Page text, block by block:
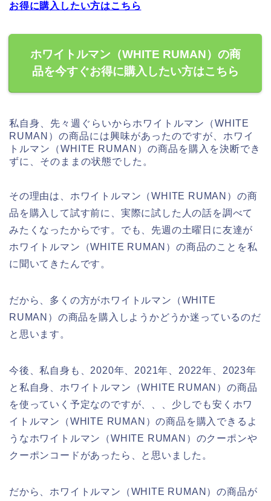
お得に購入したい方はこちら
ホワイトルマン（WHITE RUMAN）の商
品を今すぐお得に購入したい方はこちら
私自身、先々週ぐらいからホワイトルマン（WHITE
RUMAN）の商品には興味があったのですが、ホワイ
トルマン（WHITE RUMAN）の商品を購入を決断でき
ずに、そのままの状態でした。
その理由は、ホワイトルマン（WHITE RUMAN）の商
品を購入して試す前に、実際に試した人の話を調べて
みたくなったからです。でも、先週の土曜日に友達が
ホワイトルマン（WHITE RUMAN）の商品のことを私
に聞いてきたんです。
だから、多くの方がホワイトルマン（WHITE
RUMAN）の商品を購入しようかどうか迷っているのだ
と思います。
今後、私自身も、2020年、2021年、2022年、2023年
と私自身、ホワイトルマン（WHITE RUMAN）の商品
を使っていく予定なのですが、、、少しでも安くホワ
イトルマン（WHITE RUMAN）の商品を購入できるよ
うなホワイトルマン（WHITE RUMAN）のクーポンや
クーポンコードがあったら、と思いました。
だから、ホワイトルマン（WHITE RUMAN）の商品が